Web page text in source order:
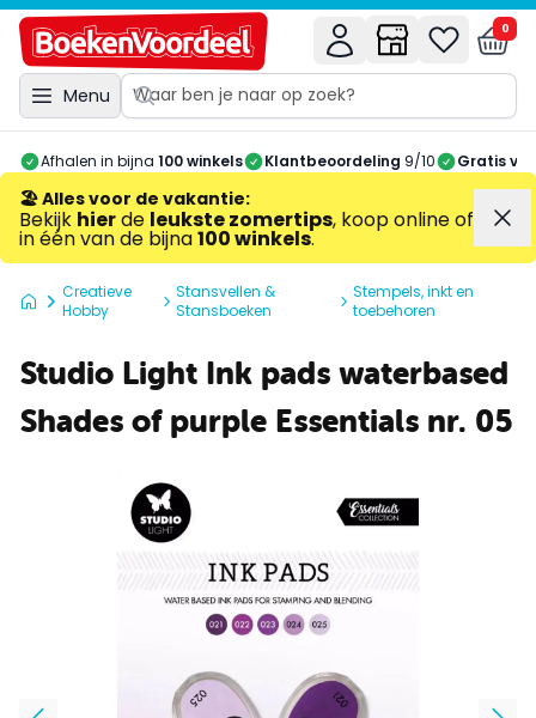
Menu
0
Afhalen in bijna 100 winkels Klantbeoordeling 9/10 Gratis
🏖️ Alles voor de vakantie:
Bekijk hierde leukste zomertips, koop online of
in één van de bijna100 winkels.
Creatieve
Hobby
Stansvellen &
Stansboeken
Stempels, inkt en
toebehoren
Studio Light Ink pads waterbased
Shades of purple Essentials nr. 05